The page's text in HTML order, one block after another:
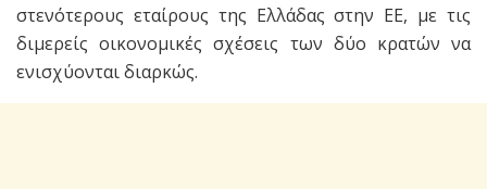
στενότερους εταίρους της Ελλάδας στην ΕΕ, με τις
διμερείς οικονομικές σχέσεις των δύο κρατών να
ενισχύονται διαρκώς.